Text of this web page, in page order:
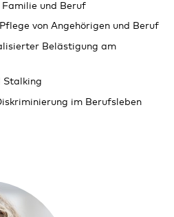
und Beruf
von Angehörigen und Beruf
Belästigung am
Stalking
im Berufsleben